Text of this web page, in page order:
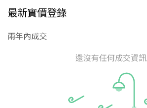
最新實價登錄
兩年內成交
還沒有任何成交資訊